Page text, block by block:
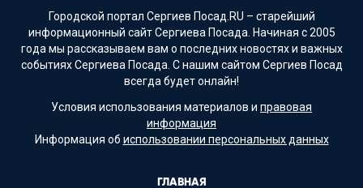
Городской портал Сергиев Посад.RU – старейший
информационный сайт Сергиева Посада. Начиная с 2005
года мы рассказываем вам о последних новостях и важных
событиях Сергиева Посада. С нашим сайтом Сергиев Посад
всегда будет онлайн!
Условия использования материалов и правовая
информация
Информация об использовании персональных данных
ГЛАВНАЯ